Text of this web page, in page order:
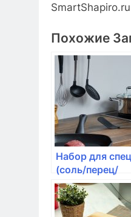
Похожие
Набор для
(соль/перец/
уксус/масло),